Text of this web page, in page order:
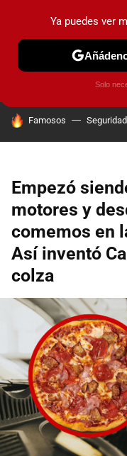
PRUEBAS COCHES
HOY SE HABLA DE
Famosos Seguridad
Empezó
motores y
comemos en
Así inventó
colza
Ya puedes ver
Solo